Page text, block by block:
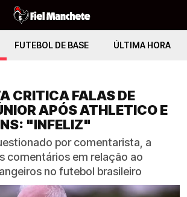
FUTEBOL DE BASE ÚLTIMA HORA
CRITICA FALAS DE
APÓS ATHLETICO E
"INFELIZ"
por comentarista, a
comentários em relação ao
no futebol brasileiro